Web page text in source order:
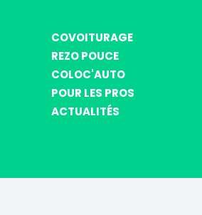
COVOITURAGE
REZO POUCE
COLOC'AUTO
POUR LES PROS
ACTUALITÉS